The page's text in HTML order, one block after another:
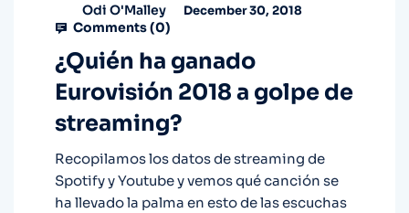
Odi O'Malley December 30, 2018
Comments (0)
¿Quién ha ganado
Eurovisión 2018 a golpe de
streaming?
Recopilamos los datos de streaming de
Spotify y Youtube y vemos qué canción se
ha llevado la palma en esto de las escuchas